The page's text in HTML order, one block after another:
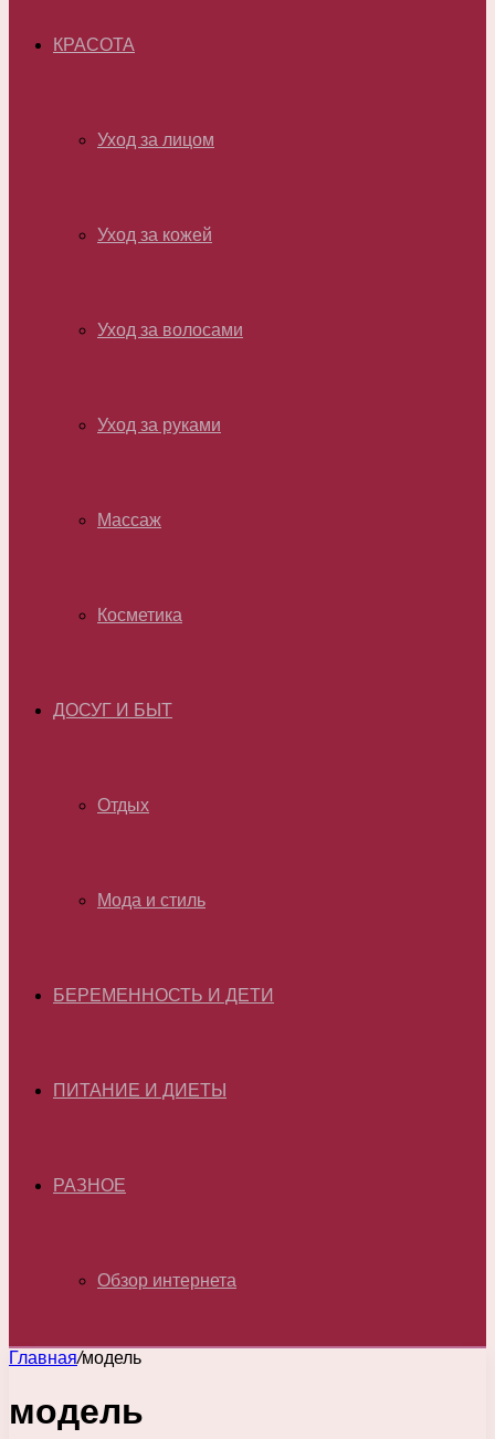
КРАСОТА
Уход за лицом
Уход за кожей
Уход за волосами
Уход за руками
Массаж
Косметика
ДОСУГ И БЫТ
Отдых
Мода и стиль
БЕРЕМЕННОСТЬ И ДЕТИ
ПИТАНИЕ И ДИЕТЫ
РАЗНОЕ
Обзор интернета
Главная/модель
модель